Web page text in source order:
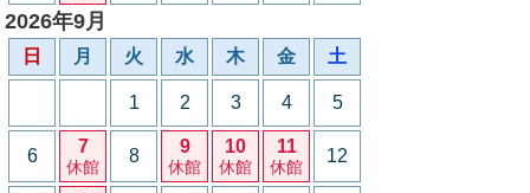
2026年9月
日 月 火 水 木 金 土
1 2 3 4 5
6 7
休館
8 9
休館
10
休館
11
休館
12